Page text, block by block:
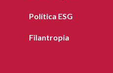
Política ESG
Filantropia